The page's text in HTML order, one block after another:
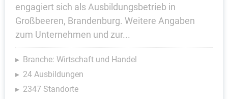
engagiert sich als Ausbildungsbetrieb in
Großbeeren, Brandenburg. Weitere Angaben
zum Unternehmen und zur...
Branche: Wirtschaft und Handel
24 Ausbildungen
2347 Standorte